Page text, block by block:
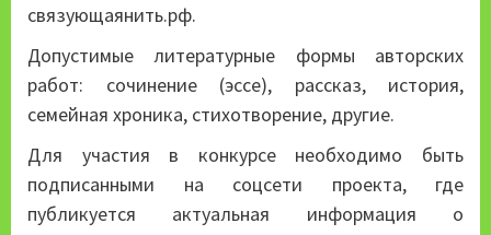
связующаянить.рф.
Допустимые литературные формы авторских
работ: сочинение (эссе), рассказ, история,
семейная хроника, стихотворение, другие.
Для участия в конкурсе необходимо быть
подписанными на соцсети проекта, где
публикуется актуальная информация о